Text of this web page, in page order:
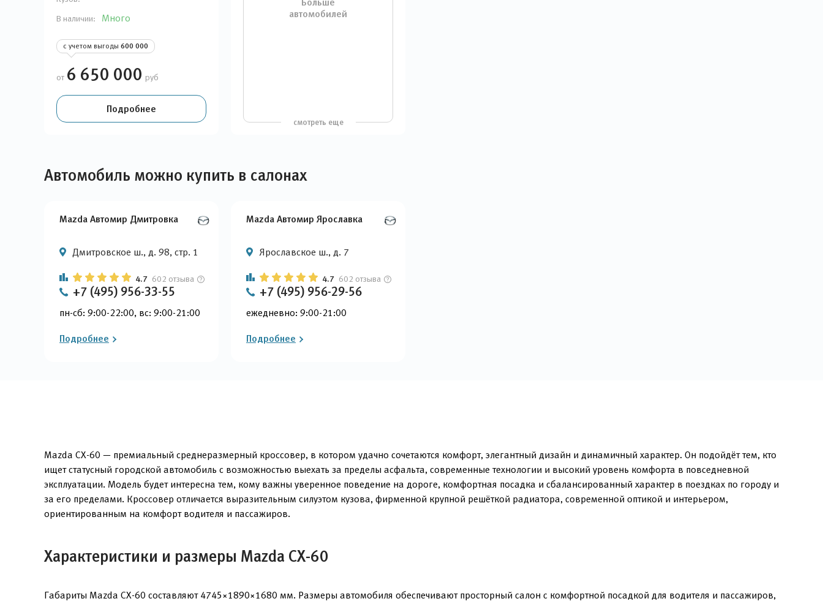
В наличии:
Много
с учетом выгоды 600 000
от 6 650 000 руб
Подробнее
автомобилей
смотреть еще
Автомобиль можно купить в салонах
Mazda Автомир Дмитровка
Дмитровское ш., д. 98, стр. 1
4.7 602 отзыва
+7 (495) 956-33-55
пн-сб: 9:00-22:00, вс: 9:00-21:00
Подробнее
Mazda Автомир Ярославка
Ярославское ш., д. 7
4.7 602 отзыва
+7 (495) 956-29-56
ежедневно: 9:00-21:00
Подробнее
Mazda CX-60 — премиальный среднеразмерный кроссовер, в котором удачно сочетаются комфорт, элегантный дизайн и динамичный характер. Он подойдёт тем, кто
ищет статусный городской автомобиль с возможностью выехать за пределы асфальта, современные технологии и высокий уровень комфорта в повседневной
эксплуатации. Модель будет интересна тем, кому важны уверенное поведение на дороге, комфортная посадка и сбалансированный характер в поездках по городу и
за его пределами. Кроссовер отличается выразительным силуэтом кузова, фирменной крупной решёткой радиатора, современной оптикой и интерьером,
ориентированным на комфорт водителя и пассажиров.
Характеристики и размеры Mazda CX-60
Габариты Mazda CX-60 составляют 4745×1890×1680 мм. Размеры автомобиля обеспечивают просторный салон с комфортной посадкой для водителя и пассажиров,